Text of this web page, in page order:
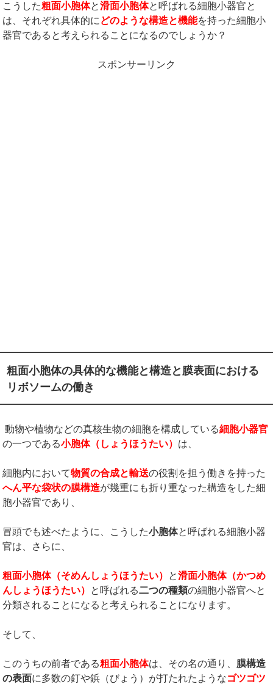
こうした粗面小胞体と滑面小胞体と呼ばれる細胞小器官と
は、それぞれ具体的に どのような構造と機能を持った細胞小
器官であると考えられることになるのでしょうか？
スポンサーリンク
粗面小胞体の具体的な機能と構造と膜表面における
リボソームの働き
動物や植物などの真核生物の細胞を構成している細胞小器官
の一つである小胞体（しょうほうたい） は、
細胞内において物質の合成と輸送の役割を担う働きを持った
へん平な袋状の膜構造が幾重にも折り重なった構造をした細
胞小器官であり、
冒頭でも述べたように、こうした小胞体と呼ばれる細胞小器
官は、さらに、
粗面小胞体（そめんしょうほうたい） と滑面小胞体（かつめ
んしょうほうたい） と呼ばれる二つの種類の細胞小器官へと
分類されることになると考えられることになります。
そして、
このうちの前者である粗面小胞体は、その名の通り、 膜構造
の表面に多数の釘や鋲（びょう）が打たれたようなゴツゴツ